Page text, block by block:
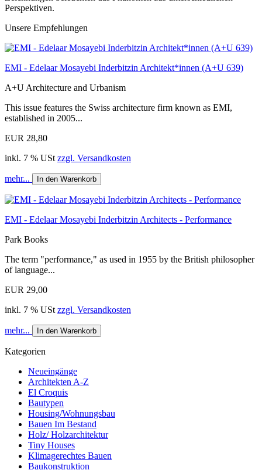
Perspektiven.
Unsere Empfehlungen
EMI - Edelaar Mosayebi Inderbitzin Architekt*innen (A+U 639)
A+U Architecture and Urbanism
This issue features the Swiss architecture firm known as EMI,
established in 2005...
EUR 28,80
inkl. 7 % USt zzgl. Versandkosten
mehr... In den Warenkorb
EMI - Edelaar Mosayebi Inderbitzin Architects - Performance
Park Books
The term "performance," as used in 1955 by the British philosopher
of language...
EUR 29,00
inkl. 7 % USt zzgl. Versandkosten
mehr... In den Warenkorb
Kategorien
Neueingänge
Architekten A-Z
El Croquis
Bautypen
Housing/Wohnungsbau
Bauen Im Bestand
Holz/ Holzarchitektur
Tiny Houses
Klimagerechtes Bauen
Baukonstruktion